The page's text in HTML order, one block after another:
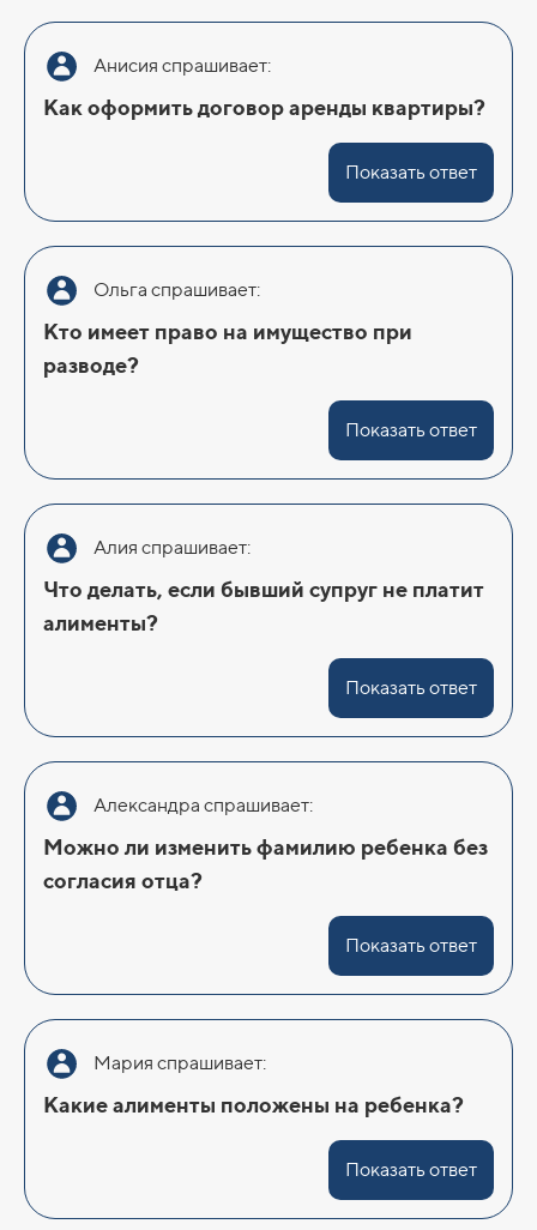
Анисия спрашивает:
Как оформить договор аренды квартиры?
Показать ответ
Ольга спрашивает:
Кто имеет право на имущество при
разводе?
Показать ответ
Алия спрашивает:
Что делать, если бывший супруг не платит
алименты?
Показать ответ
Александра спрашивает:
Можно ли изменить фамилию ребенка без
согласия отца?
Показать ответ
Мария спрашивает:
Какие алименты положены на ребенка?
Показать ответ